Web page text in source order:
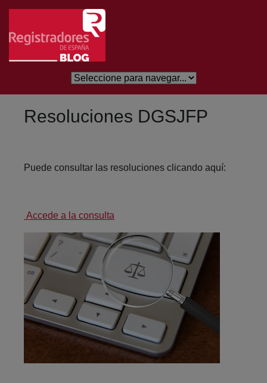
Salta al contingut principal
Resoluciones DGSJFP
Puede consultar las resoluciones clicando aquí:
Accede a la consulta